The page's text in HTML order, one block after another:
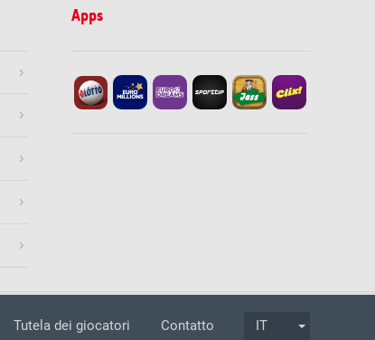
Tutela dei giocatori Contatto IT
Apps
Informazione legale